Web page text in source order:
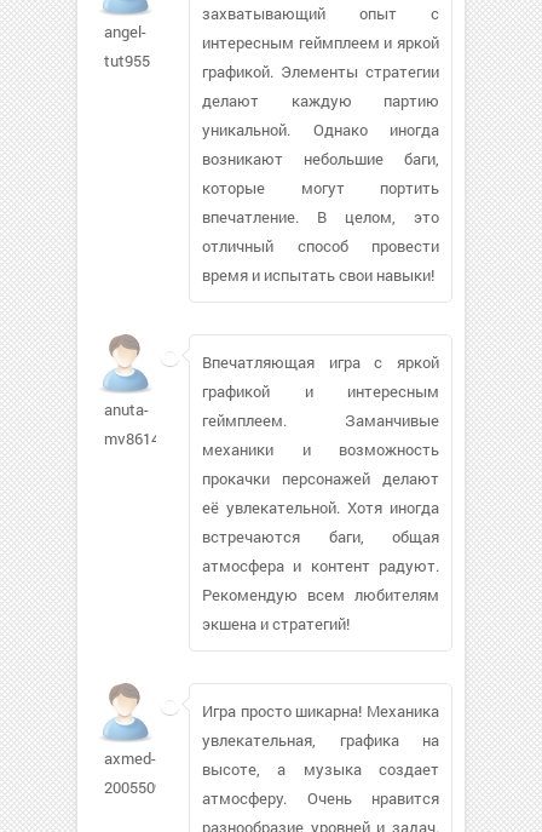
angel-
tut955
захватывающий опыт с
интересным геймплеем и яркой
графикой. Элементы стратегии
делают каждую партию
уникальной. Однако иногда
возникают небольшие баги,
которые могут портить
впечатление. В целом, это
отличный способ провести
время и испытать свои навыки!
anuta-
mv86147
Впечатляющая игра с яркой
графикой и интересным
геймплеем. Заманчивые
механики и возможность
прокачки персонажей делают
её увлекательной. Хотя иногда
встречаются баги, общая
атмосфера и контент радуют.
Рекомендую всем любителям
экшена и стратегий!
axmed-
2005509
Игра просто шикарна! Механика
увлекательная, графика на
высоте, а музыка создает
атмосферу. Очень нравится
разнообразие уровней и задач.